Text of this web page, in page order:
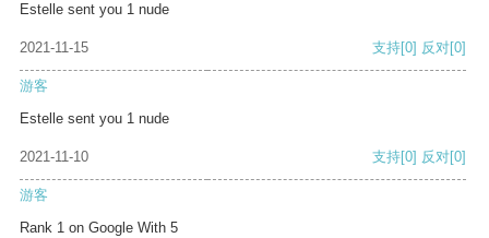
Estelle sent you 1 nude
2021-11-15 支持[0] 反对[0]
游客
Estelle sent you 1 nude
2021-11-10 支持[0] 反对[0]
游客
Rank 1 on Google With 5